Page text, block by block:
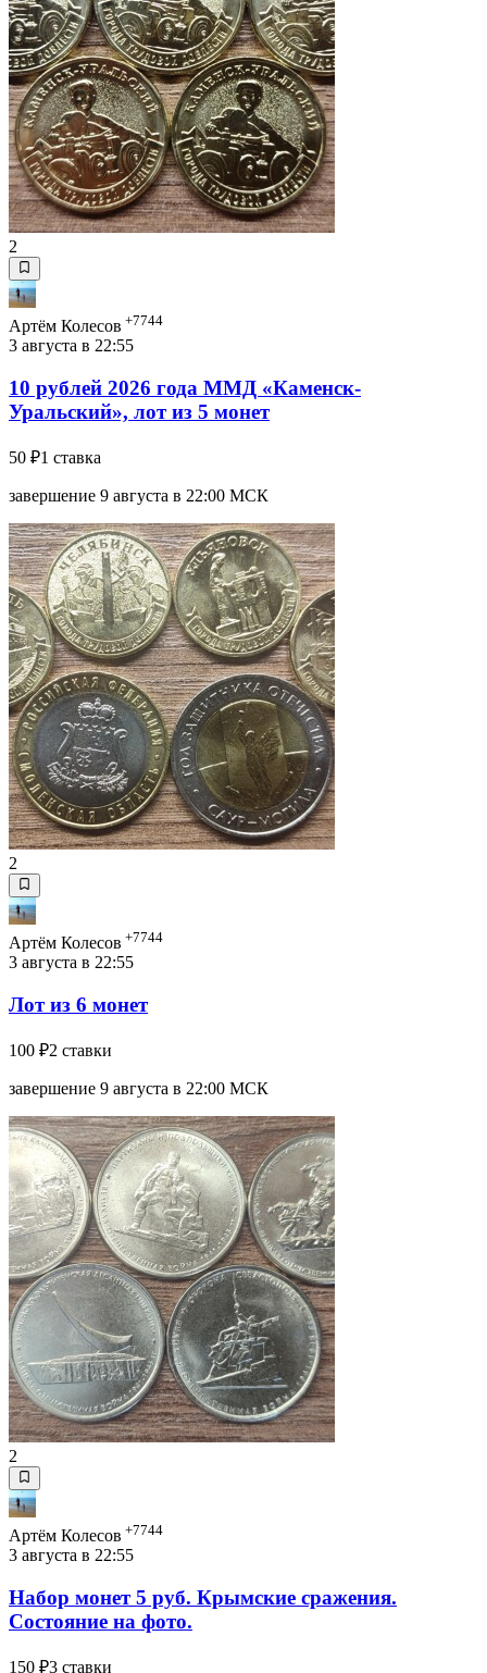
2
Артём Колесов +7744
3 августа в 22:55
10 рублей 2026 года ММД «Каменск-
Уральский», лот из 5 монет
50 ₽1 ставка
завершение 9 августа в 22:00 МСК
2
Артём Колесов +7744
3 августа в 22:55
Лот из 6 монет
100 ₽2 ставки
завершение 9 августа в 22:00 МСК
2
Артём Колесов +7744
3 августа в 22:55
Набор монет 5 руб. Крымские сражения.
Состояние на фото.
150 ₽3 ставки